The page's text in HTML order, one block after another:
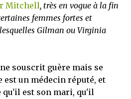
Mitchell, très en vogue à la fin
femmes fortes et
Gilman ou Virginia
souscrit guère mais se
est un médecin réputé, et
qu'il est son mari, qu'il